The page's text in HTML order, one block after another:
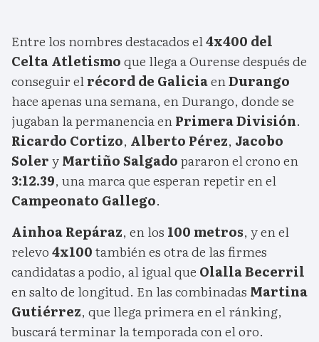
Entre los nombres destacados el4x400 del
Celta Atletismoque llega a Ourense después de
conseguir elrécord de GaliciaenDurango
hace apenas una semana, en Durango, donde se
jugaban la permanencia enPrimera División.
Ricardo Cortizo, Alberto Pérez, Jacobo
SoleryMartiño Salgadopararon el crono en
3:12.39, una marca que esperan repetir en el
Campeonato Gallego.
Ainhoa Repáraz, en los 100 metros, y en el
relevo4x100también es otra de las firmes
candidatas a podio, al igual que Olalla Becerril
en salto de longitud. En las combinadas Martina
Gutiérrez, que llega primera en el ránking,
buscará terminar la temporada con el oro.